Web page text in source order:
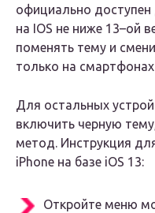
официально
на IOS не ниже 13–ой
поменять тему и
только на смартфонах
Для остальных
включить черную
метод. Инструкция
iPhone на базе iOS 13:
Откройте меню